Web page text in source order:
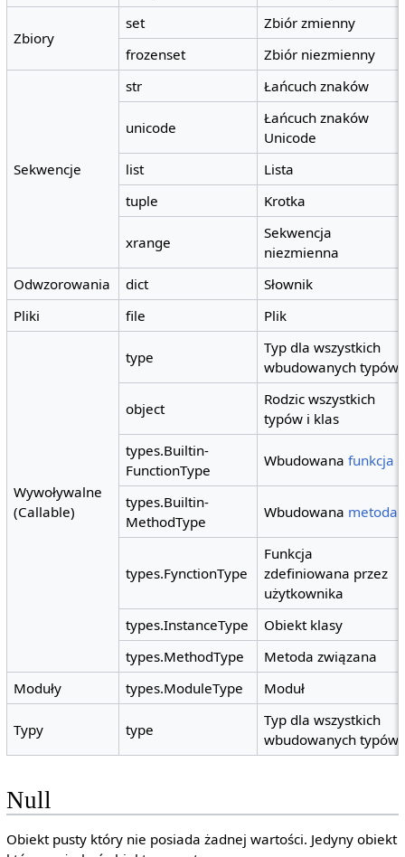
Zbiory
set
Zbiór zmienny
frozenset
Zbiór niezmienny
Sekwencje
str Łańcuch znaków
unicode
Łańcuch znaków
Unicode
list
Lista
tuple
Krotka
xrange
Sekwencja
niezmienna
Odwzorowania
dict
Słownik
Pliki
file Plik
Wywoływalne
(Callable)
type
Typ dla wszystkich
wbudowanych typów
object
Rodzic wszystkich
typów i klas
types.Builtin-
FunctionType
Wbudowanafunkcja
types.Builtin-
MethodType
Wbudowana metoda
types.FynctionType
Funkcja
zdefiniowana przez
użytkownika
types.InstanceType
Obiekt klasy
types.MethodType
Metoda związana
Moduły
types.ModuleType Moduł
Typy type
Typ dla wszystkich
wbudowanych typów
Null
Obiekt pusty który nie posiada żadnej wartości. Jedyny obiekt